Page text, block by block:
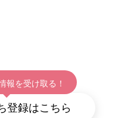
報を受け取る！
登録はこちら